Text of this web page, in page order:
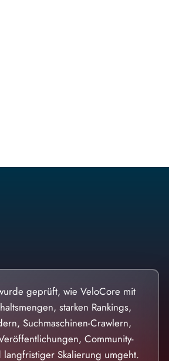
geprüft, wie VeloCore mit
starken Rankings,
Suchmaschinen-Crawlern,
Community-
Skalierung umgeht.